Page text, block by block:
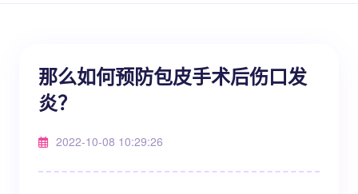
那么如何预防包皮手术后伤口发
炎？
2022-10-08 10:29:26